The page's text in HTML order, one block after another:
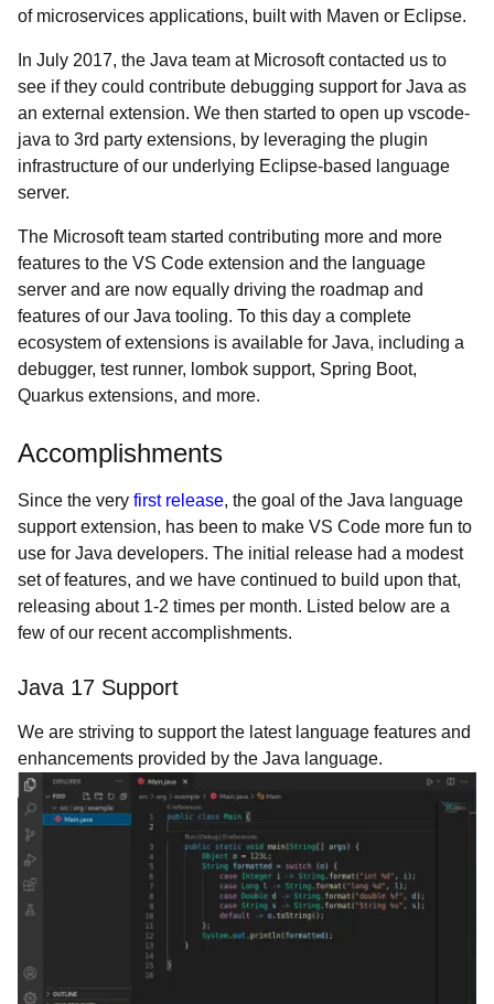
of microservices applications, built with Maven or Eclipse.
In July 2017, the Java team at Microsoft contacted us to
see if they could contribute debugging support for Java as
an external extension. We then started to open up vscode-
java to 3rd party extensions, by leveraging the plugin
infrastructure of our underlying Eclipse-based language
server.
The Microsoft team started contributing more and more
features to the VS Code extension and the language
server and are now equally driving the roadmap and
features of our Java tooling. To this day a complete
ecosystem of extensions is available for Java, including a
debugger, test runner, lombok support, Spring Boot,
Quarkus extensions, and more.
Accomplishments
Since the very first release, the goal of the Java language
support extension, has been to make VS Code more fun to
use for Java developers. The initial release had a modest
set of features, and we have continued to build upon that,
releasing about 1-2 times per month. Listed below are a
few of our recent accomplishments.
Java 17 Support
We are striving to support the latest language features and
enhancements provided by the Java language.